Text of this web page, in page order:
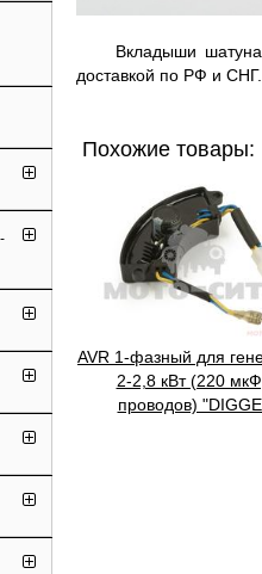
Вкладыши шатуна
доставкой по РФ и
Похожие товары:
AVR 1-фазный для
2-2,8 кВт (220
проводов)